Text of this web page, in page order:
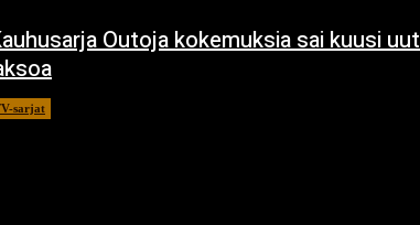
Outoja kokemuksia sai kuusi
sarjat